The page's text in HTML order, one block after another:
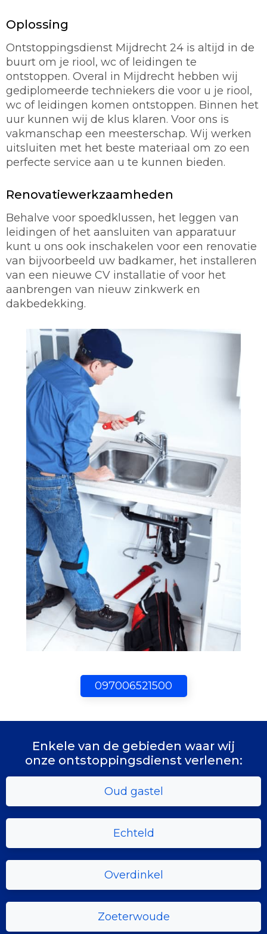
097006521500
Oplossing
Ontstoppingsdienst Mijdrecht 24 is altijd in de
buurt om je riool, wc of leidingen te
ontstoppen. Overal in Mijdrecht hebben wij
gediplomeerde techniekers die voor u je riool,
wc of leidingen komen ontstoppen. Binnen het
uur kunnen wij de klus klaren. Voor ons is
vakmanschap een meesterschap. Wij werken
uitsluiten met het beste materiaal om zo een
perfecte service aan u te kunnen bieden.
Renovatiewerkzaamheden
Behalve voor spoedklussen, het leggen van
leidingen of het aansluiten van apparatuur
kunt u ons ook inschakelen voor een renovatie
van bijvoorbeeld uw badkamer, het installeren
van een nieuwe CV installatie of voor het
aanbrengen van nieuw zinkwerk en
dakbedekking.
Enkele van de gebieden waar wij
onze ontstoppingsdienst verlenen:
Oud gastel
Echteld
Overdinkel
Zoeterwoude